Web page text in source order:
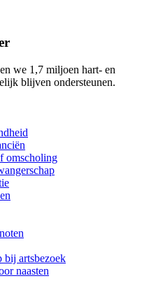
we 1,7 miljoen hart- en
blijven ondersteunen.
omscholing
bij artsbezoek
naasten